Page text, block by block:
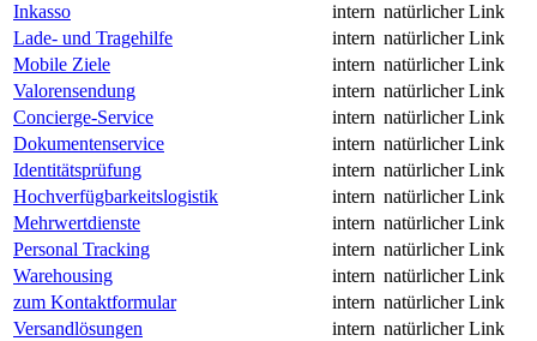
Inkasso
intern natürlicher Link
Lade- und Tragehilfe
intern natürlicher Link
Mobile Ziele
intern natürlicher Link
Valorensendung
intern natürlicher Link
Concierge-Service
intern natürlicher Link
Dokumentenservice
intern natürlicher Link
Identitätsprüfung
intern natürlicher Link
Hochverfügbarkeitslogistik
intern natürlicher Link
Mehrwertdienste
intern natürlicher Link
Personal Tracking
intern natürlicher Link
Warehousing
intern natürlicher Link
zum Kontaktformular
intern natürlicher Link
Versandlösungen
intern natürlicher Link